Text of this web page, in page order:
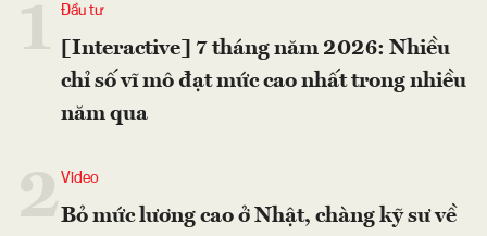
Đầu tư
[Interactive] 7 tháng năm 2026: Nhiều
chỉ số vĩ mô đạt mức cao nhất trong nhiều
năm qua
2Video
Bỏ mức lương cao ở Nhật, chàng kỹ sư về